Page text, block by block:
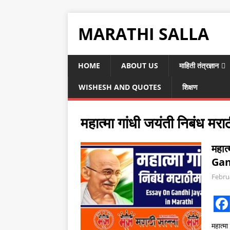
MARATHI SALLA
HOME ABOUT US माहिती तंत्रज्ञान
WISHESH AND QUOTES शिक्षण
महात्मा गांधी जयंती निबंध
F